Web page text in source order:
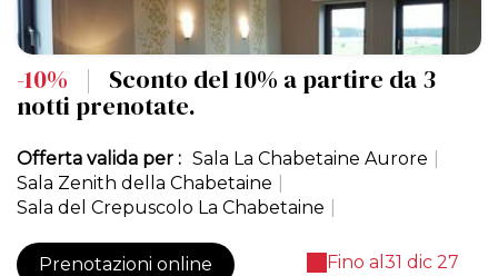
-10% |
Sconto del 10% a partire da 3
notti prenotate.
Offerta valida per : Sala La Chabetaine Aurore
Sala Zenith della Chabetaine
Sala del Crepuscolo La Chabetaine
Prenotazioni online Fino al 31 dic 27